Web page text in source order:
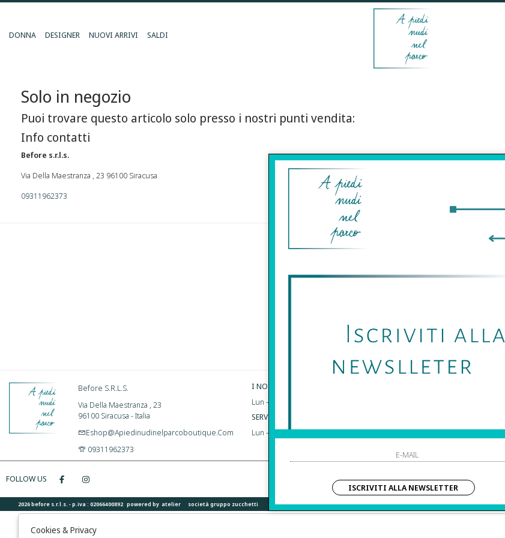
DONNA DESIGNER NUOVI ARRIVI SALDI
Solo in negozio
Puoi trovare questo articolo solo presso i nostri punti vendita:
Info contatti
Before s.r.l.s.
Via Della Maestranza , 23 96100 Siracusa
09311962373
ISCRIVITI ALLA
NEWSLETTER
HO LETTO ED ACCETTATO LE CONDIZIONI SULLA PRIVACY.
Before S.r.l.s.
Via Della Maestranza , 23
96100 Siracusa - Italia
Eshop@apiedinudinelparcoboutique.com
09311962373
I NOSTRI ORARI:
Lun – Sab | 10:00 – 20:00
SERVIZIO CLIENTI:
Lun – Dom | 10:00 – 20:00
Pagamenti
FOLLOW US
2026 before s.r.l.s. - p.iva : 02066400892 powered by atelier società gruppo zucchetti
ISCRIVITI ALLA NEWSLETTER
Cookies & Privacy